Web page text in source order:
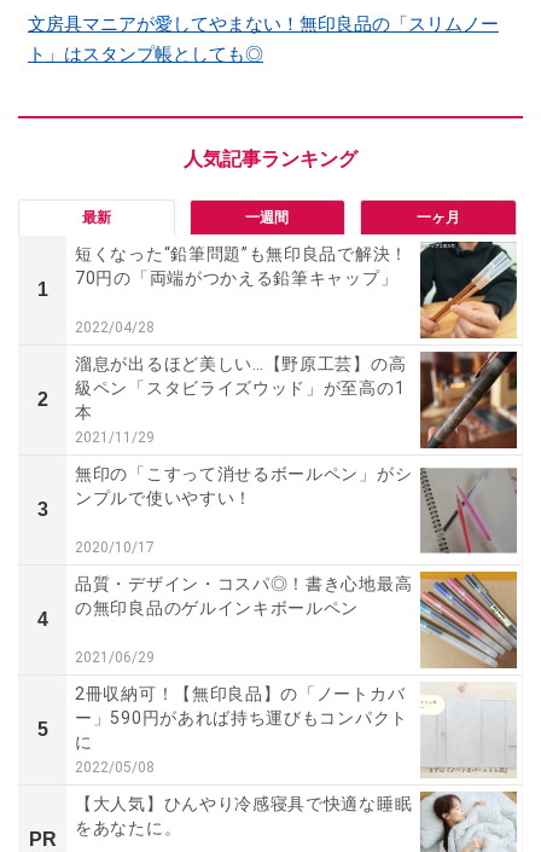
文房具マニアが愛してやまない！無印良品の「スリムノー
ト」はスタンプ帳としても◎
最新 一週間 一ヶ月
1
短くなった“鉛筆問題”も無印良品で解決！
70円の「両端がつかえる鉛筆キャップ」
2022/04/28
2
溜息が出るほど美しい…【野原工芸】の高
級ペン「スタビライズウッド」が至高の1
本
2021/11/29
3
無印の「こすって消せるボールペン」がシ
ンプルで使いやすい！
2020/10/17
4
品質・デザイン・コスパ◎！書き心地最高
の無印良品のゲルインキボールペン
2021/06/29
5
2冊収納可！【無印良品】の「ノートカバ
ー」590円があれば持ち運びもコンパクト
に
2022/05/08
PR
【大人気】ひんやり冷感寝具で快適な睡眠
をあなたに。